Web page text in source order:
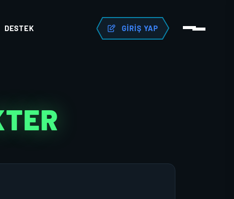
DESTEK GIRIŞ YAP